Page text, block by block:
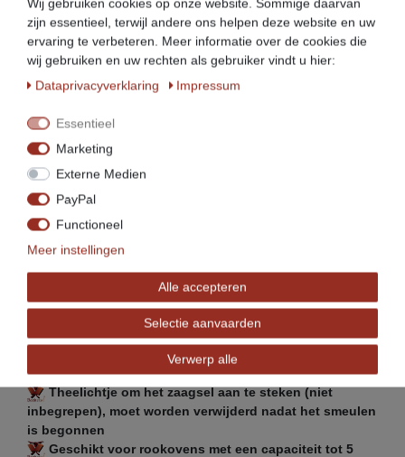
Tot 20 uur gelijkmatige koude rookproductie
mogelijk met één vulling
Geschikt voor los gegoten rookmeel
Gemakkelijk bijvullen van het zaagsel mogelijk
Zaagsel smeult gelijkmatig
Eenvoudige bediening
Theelichtje om het zaagsel aan te steken (niet
inbegrepen), moet worden verwijderd nadat het smeulen
is begonnen
Geschikt voor rookovens met een capaciteit tot 5
zijn essentieel, terwijl andere ons helpen deze website en uw
ervaring te verbeteren. Meer informatie over de cookies die
wij gebruiken en uw rechten als gebruiker vindt u hier:
Data­privacy­verklaring
Impressum
Essentieel
Marketing
Externe Medien
PayPal
Functioneel
Meer instellingen
Alle accepteren
Selectie aanvaarden
Verwerp alle